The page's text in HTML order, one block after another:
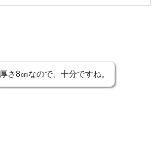
厚さ8㎝なので、十分ですね。